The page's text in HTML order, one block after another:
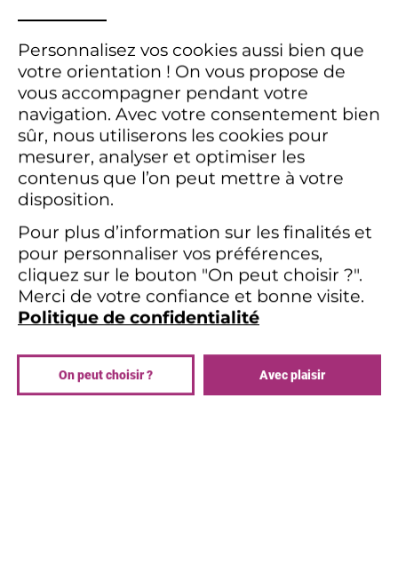
domaine dynamique.
Que vous souhaitiez devenirAcheteur,
Approvisionneur ou Responsable des
Achats, nous vous offrons des
programmes de formation complets qui
couvrent tous les aspects essentiels de ce
métier en constante évolution. Vous
développerez des compétences clés
telles que :
la négociation,
la gestion des fournisseurs,
l'analyse des marchés et
la gestion des contrats
les outils indispensables d'un
Nous comprenons également
l'importance de l'expérience
PERSONAL
DATA
AND
COOKIES
Personnalisez vos cookies aussi bien que
votre orientation ! On vous propose de
vous accompagner pendant votre
navigation. Avec votre consentement bien
sûr, nous utiliserons les cookies pour
mesurer, analyser et optimiser les
contenus que l’on peut mettre à votre
disposition.
Pour plus d’information sur les finalités et
pour personnaliser vos préférences,
cliquez sur le bouton "On peut choisir ?".
Merci de votre confiance et bonne visite.
Politique de confidentialité
On peut choisir ? Avec plaisir